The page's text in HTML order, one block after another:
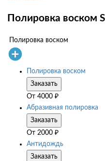
Полировка воском
Полировка воском
Полировка воском
Заказать
От 4000 ₽
Абразивная полировка
Заказать
От 2000 ₽
Антидождь
Заказать